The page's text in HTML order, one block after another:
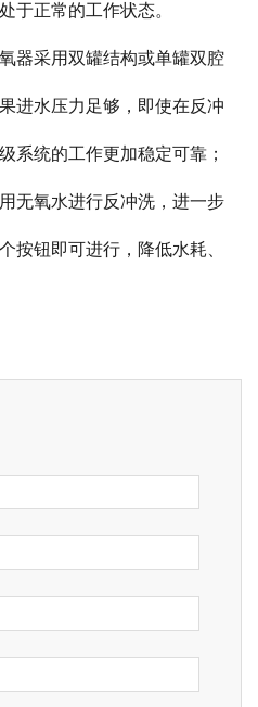
于正常的工作状态。
采用双罐结构或单罐双腔
进水压力足够，即使在反冲
系统的工作更加稳定可靠；
无氧水进行反冲洗，进一步
按钮即可进行，降低水耗、